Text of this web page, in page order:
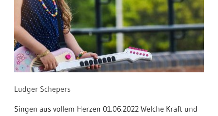
Ludger Schepers
Singen aus vollem Herzen 01.06.2022 Welche Kraft und